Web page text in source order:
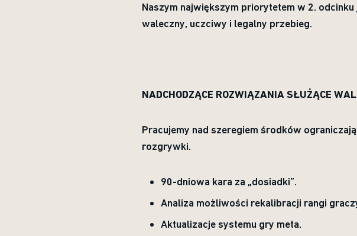
Naszym największym priorytetem w 2.
waleczny, uczciwy i legalny przebieg.
NADCHODZĄCE ROZWIĄZANIA SŁUŻĄCE
Pracujemy nad szeregiem środków
rozgrywki.
90-dniowa kara za „dosiadki”.
Analiza możliwości rekalibracji rangi
Aktualizacje systemu gry meta.